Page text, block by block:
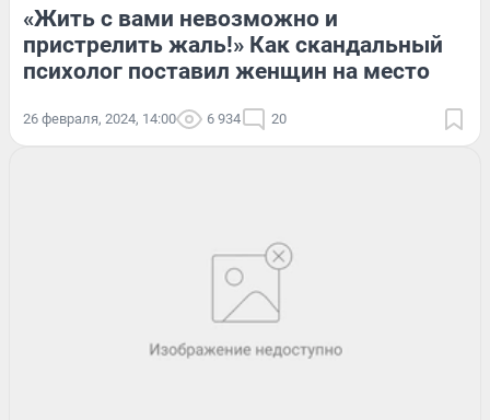
«Жить с вами невозможно и
пристрелить жаль!» Как скандальный
психолог поставил женщин на место
26 февраля, 2024, 14:00 6 934 20